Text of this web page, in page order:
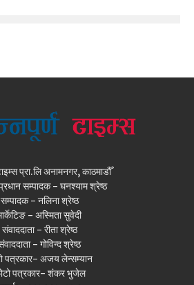
प्रा.लि अनामनगर, काठमाडौँ
सम्पादक - घनश्याम श्रेष्ठ
सम्पादक - नलिना श्रेष्ठ
- अस्मिता सुवेदी
संवाददाता - रीता श्रेष्ठ
- गोविन्द श्रेष्ठ
पत्रकार- अजय लेन्सम्यान
पत्रकार- शंकर भुजेल